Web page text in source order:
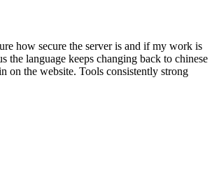
how secure the server is and if my work is
the language keeps changing back to chinese
on the website. Tools consistently strong